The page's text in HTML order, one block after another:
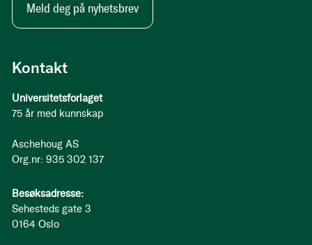
Kontakt
Universitetsforlaget
75 år med kunnskap
Aschehoug AS
Org.nr: 935 302 137
Besøksadresse:
Sehesteds gate 3
0164 Oslo
Meld deg på nyhetsbrev